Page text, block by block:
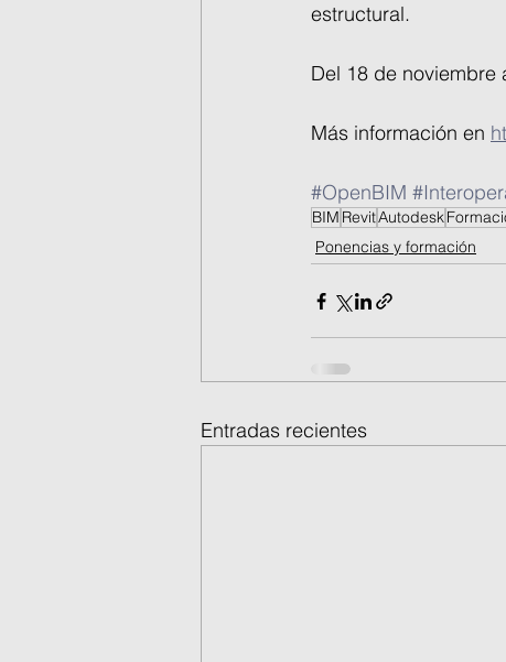
estructural.
Del 18 de noviembre
Más información en
#OpenBIM
BIM RevitAutodesk
Ponencias y formación
Entradas recientes